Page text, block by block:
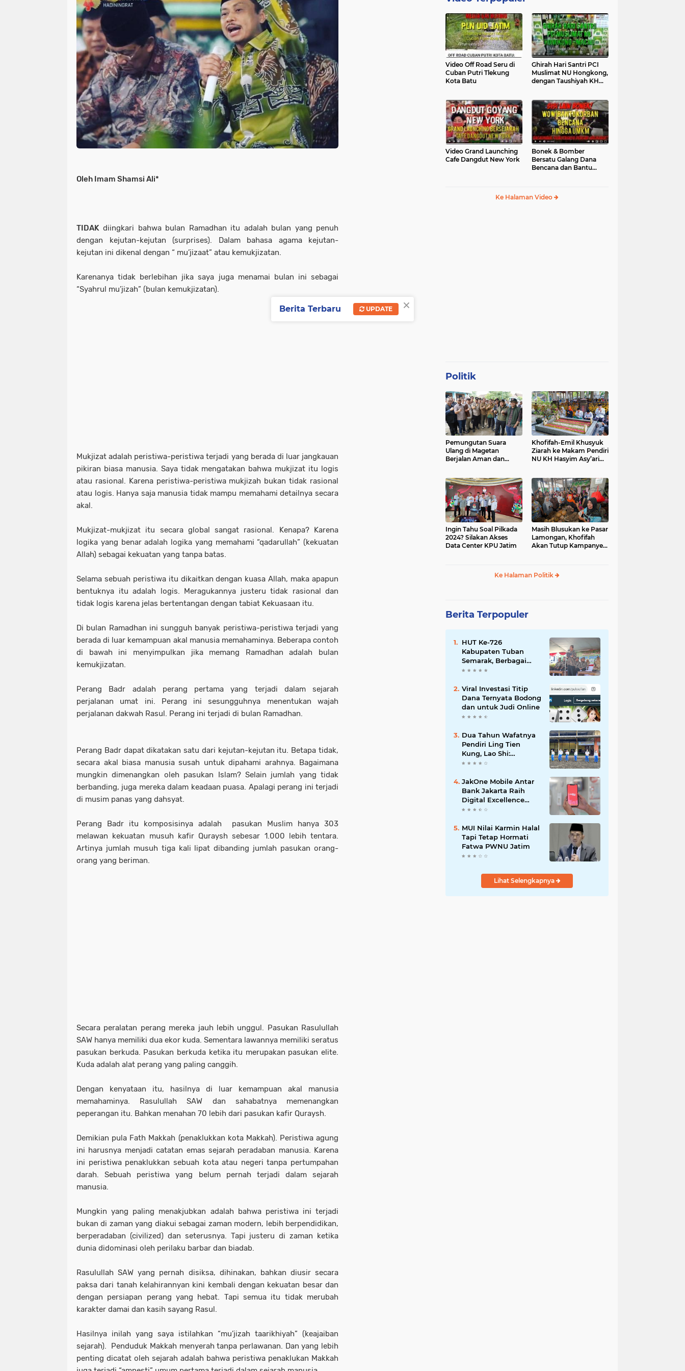
Oleh Imam Shamsi Ali*
TIDAK diingkari bahwa bulan Ramadhan itu adalah bulan yang penuh
dengan kejutan-kejutan (surprises). Dalam bahasa agama kejutan-
kejutan ini dikenal dengan “ mu’jizaat” atau kemukjizatan.
Karenanya tidak berlebihan jika saya juga menamai bulan ini sebagai
“Syahrul mu’jizah” (bulan kemukjizatan).
Mukjizat adalah peristiwa-peristiwa terjadi yang berada di luar jangkauan
pikiran biasa manusia. Saya tidak mengatakan bahwa mukjizat itu logis
atau rasional. Karena peristiwa-peristiwa mukjizah bukan tidak rasional
atau logis. Hanya saja manusia tidak mampu memahami detailnya secara
akal.
Mukjizat-mukjizat itu secara global sangat rasional. Kenapa? Karena
logika yang benar adalah logika yang memahami “qadarullah” (kekuatan
Allah) sebagai kekuatan yang tanpa batas.
Selama sebuah peristiwa itu dikaitkan dengan kuasa Allah, maka apapun
bentuknya itu adalah logis. Meragukannya justeru tidak rasional dan
tidak logis karena jelas bertentangan dengan tabiat Kekuasaan itu.
Di bulan Ramadhan ini sungguh banyak peristiwa-peristiwa terjadi yang
berada di luar kemampuan akal manusia memahaminya. Beberapa contoh
di bawah ini menyimpulkan jika memang Ramadhan adalah bulan
kemukjizatan.
Perang Badr adalah perang pertama yang terjadi dalam sejarah
perjalanan umat ini. Perang ini sesungguhnya menentukan wajah
perjalanan dakwah Rasul. Perang ini terjadi di bulan Ramadhan.
Perang Badr dapat dikatakan satu dari kejutan-kejutan itu. Betapa tidak,
secara akal biasa manusia susah untuk dipahami arahnya. Bagaimana
mungkin dimenangkan oleh pasukan Islam? Selain jumlah yang tidak
berbanding, juga mereka dalam keadaan puasa. Apalagi perang ini terjadi
di musim panas yang dahsyat.
Perang Badr itu komposisinya adalah pasukan Muslim hanya 303
melawan kekuatan musuh kafir Quraysh sebesar 1.000 lebih tentara.
Artinya jumlah musuh tiga kali lipat dibanding jumlah pasukan orang-
orang yang beriman.
Secara peralatan perang mereka jauh lebih unggul. Pasukan Rasulullah
SAW hanya memiliki dua ekor kuda. Sementara lawannya memiliki seratus
pasukan berkuda. Pasukan berkuda ketika itu merupakan pasukan elite.
Kuda adalah alat perang yang paling canggih.
Dengan kenyataan itu, hasilnya di luar kemampuan akal manusia
memahaminya. Rasulullah SAW dan sahabatnya memenangkan
peperangan itu. Bahkan menahan 70 lebih dari pasukan kafir Quraysh.
Demikian pula Fath Makkah (penaklukkan kota Makkah). Peristiwa agung
ini harusnya menjadi catatan emas sejarah peradaban manusia. Karena
ini peristiwa penaklukkan sebuah kota atau negeri tanpa pertumpahan
darah. Sebuah peristiwa yang belum pernah terjadi dalam sejarah
manusia.
Mungkin yang paling menakjubkan adalah bahwa peristiwa ini terjadi
bukan di zaman yang diakui sebagai zaman modern, lebih berpendidikan,
berperadaban (civilized) dan seterusnya. Tapi justeru di zaman ketika
dunia didominasi oleh perilaku barbar dan biadab.
Rasulullah SAW yang pernah disiksa, dihinakan, bahkan diusir secara
paksa dari tanah kelahirannyan kini kembali dengan kekuatan besar dan
dengan persiapan perang yang hebat. Tapi semua itu tidak merubah
karakter damai dan kasih sayang Rasul.
Hasilnya inilah yang saya istilahkan “mu’jizah taarikhiyah” (keajaiban
sejarah). Penduduk Makkah menyerah tanpa perlawanan. Dan yang lebih
penting dicatat oleh sejarah adalah bahwa peristiwa penaklukan Makkah
Video Off Road Seru di
Cuban Putri Tlekung
Kota Batu
Ghirah Hari Santri PCI
Muslimat NU Hongkong,
dengan Taushiyah KH
Video Grand Launching
Cafe Dangdut New York
Bonek & Bomber
Bersatu Galang Dana
Bencana dan Bantu
Ke Halaman Video
Politik
Pemungutan Suara
Ulang di Magetan
Berjalan Aman dan
Khofifah-Emil Khusyuk
Ziarah ke Makam Pendiri
NU KH Hasyim Asy’ari
Ingin Tahu Soal Pilkada
2024? Silakan Akses
Data Center KPU Jatim
Masih Blusukan ke Pasar
Lamongan, Khofifah
Akan Tutup Kampanye
Ke Halaman Politik
Berita Terpopuler
HUT Ke-726
Kabupaten Tuban
Semarak, Berbagai
Prestasinya Pun
Viral Investasi Titip
Dana Ternyata Bodong
dan untuk Judi Online
Dua Tahun Wafatnya
Pendiri Ling Tien
Kung, Lao Shi:
Amanah Harus Kita
JakOne Mobile Antar
Bank Jakarta Raih
Digital Excellence
Awards 2026
MUI Nilai Karmin Halal
Tapi Tetap Hormati
Fatwa PWNU Jatim
Lihat Selengkapnya
×
Berita Terbaru UPDATE